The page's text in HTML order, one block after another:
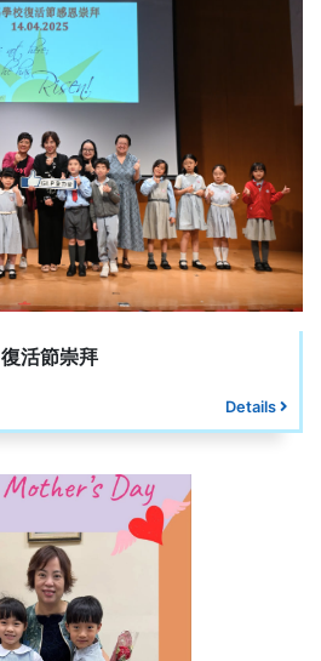
復活節崇拜
Details